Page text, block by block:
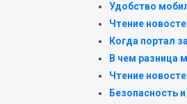
Удобство
Чтение
Когда портал
В чем разница
Чтение
Безопасность